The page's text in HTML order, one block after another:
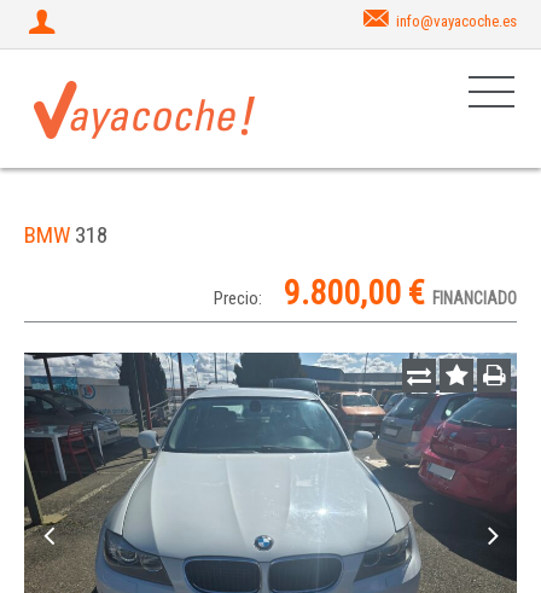
info@vayacoche.es
BMW 318
Precio: 9.800,00 € FINANCIADO